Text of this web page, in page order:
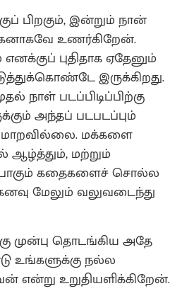
பிறகும், இன்றும் நான்
உணர்கிறேன்.
புதிதாக ஏதேனும்
இருக்கிறது.
நாள் படப்பிடிப்பிற்கு
அந்தப் படபடப்பும்
மாறவில்லை. மக்களை
ஆழ்த்தும், மற்றும்
கதைகளைச் சொல்ல
மேலும் வலுவடைந்து
முன்பு தொடங்கிய அதே
உங்களுக்கு நல்ல
உறுதியளிக்கிறேன்.